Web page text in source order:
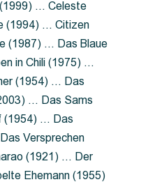
… Celeste
(1994) … Citizen
(1987) … Das Blaue
in Chili (1975) …
(1954) … Das
… Das Sams
(1954) … Das
Versprechen
(1921) … Der
Ehemann (1955)